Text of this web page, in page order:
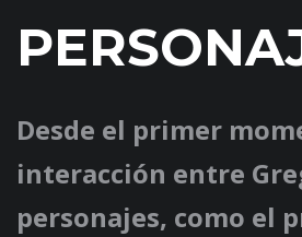
Desde el primer
interacción entre
personajes, como el